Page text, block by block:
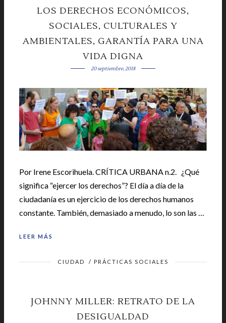
LOS DERECHOS ECONÓMICOS,
SOCIALES, CULTURALES Y
AMBIENTALES, GARANTÍA PARA UNA
VIDA DIGNA
20 septiembre, 2018
Por Irene Escorihuela. CRÍTICA URBANA n.2. ¿Qué
significa “ejercer los derechos”? El día a día de la
ciudadanía es un ejercicio de los derechos humanos
constante. También, demasiado a menudo, lo son las …
LEER MÁS
CIUDAD / PRÁCTICAS SOCIALES
JOHNNY MILLER: RETRATO DE LA
DESIGUALDAD